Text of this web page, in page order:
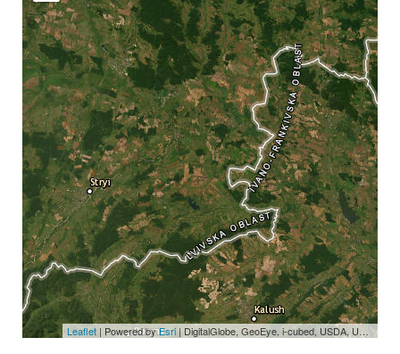
Leaflet | Powered byEsri| DigitalGlobe, GeoEye, i-cubed, USDA, USGS, AEX, Getmapping, Aerogrid, IGN, IGP, swisstopo, and the GIS User Community